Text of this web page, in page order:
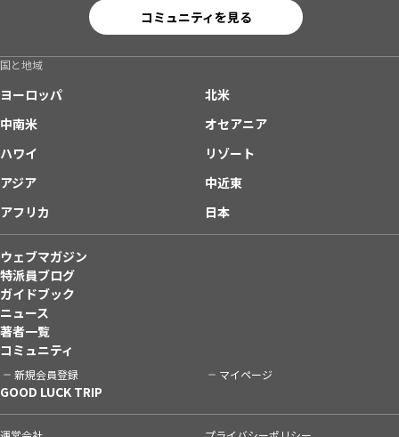
コミュニティを見る
国と地域
ヨーロッパ
北米
中南米
オセアニア
ハワイ
リゾート
アジア
中近東
アフリカ
日本
ウェブマガジン
特派員ブログ
ガイドブック
ニュース
著者一覧
コミュニティ
新規会員登録 マイページ
GOOD LUCK TRIP